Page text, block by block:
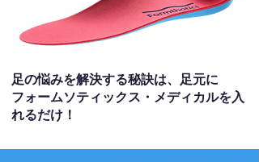
足の悩みを解決する秘訣は、足元に
フォームソティックス・メディカルを入
れるだけ！